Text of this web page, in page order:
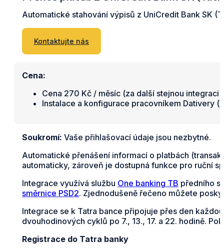
Automatické stahování výpisů z UniCredit Bank SK
Kontaktujte nás
Cena:
Cena 270 Kč / měsíc (za další stejnou integraci
Instalace a konfigurace pracovníkem Dativery (
Soukromí: Vaše přihlašovací údaje jsou nezbytné.
Automatické přenášení informací o platbách
automaticky, zároveň je dostupná funkce pro ruční
Integrace využívá službu One banking TB předního
směrnice PSD2. Zjednodušeně řečeno můžete
Integrace se k Tatra bance připojuje přes den
dvouhodinových cyklů po 7., 13., 17. a 22. hodině.
Registrace do Tatra banky